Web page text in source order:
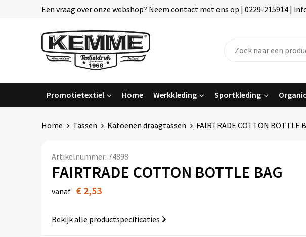
Een vraag over onze webshop? Neem contact met ons op | 0229-215914 |
Promotietextiel Home Werkkleding Sportkleding
Home Tassen Katoenen draagtassen FAIRTRADE COTTON BOTTLE
Artikelnummer: 74898
FAIRTRADE COTTON BOTTLE BAG
vanaf € 2,53
Bekijk alle productspecificaties